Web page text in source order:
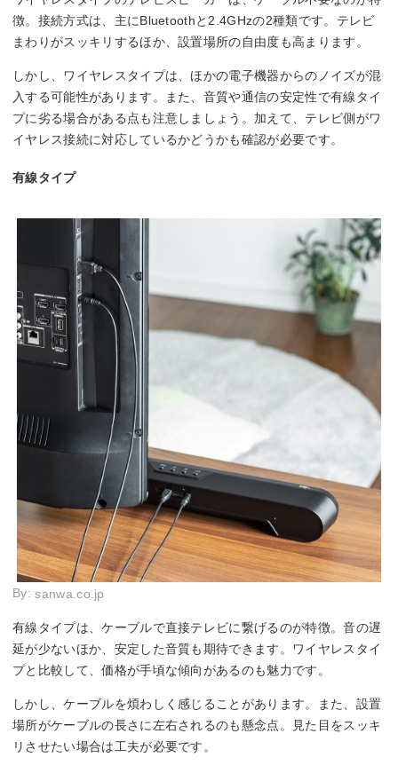
徴。接続方式は、主にBluetoothと2.4GHzの2種類です。テレビ
まわりがスッキリするほか、設置場所の自由度も高まります。
しかし、ワイヤレスタイプは、ほかの電子機器からのノイズが混
入する可能性があります。また、音質や通信の安定性で有線タイ
プに劣る場合がある点も注意しましょう。加えて、テレビ側がワ
イヤレス接続に対応しているかどうかも確認が必要です。
有線タイプ
By: sanwa.co.jp
有線タイプは、ケーブルで直接テレビに繋げるのが特徴。音の遅
延が少ないほか、安定した音質も期待できます。ワイヤレスタイ
プと比較して、価格が手頃な傾向があるのも魅力です。
しかし、ケーブルを煩わしく感じることがあります。また、設置
場所がケーブルの長さに左右されるのも懸念点。見た目をスッキ
リさせたい場合は工夫が必要です。